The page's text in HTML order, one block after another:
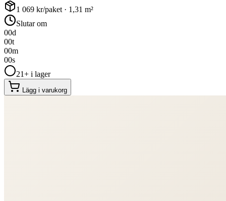
1 069 kr/paket · 1,31 m²
Slutar om
00d
00t
00m
00s
21+ i lager
Lägg i varukorg